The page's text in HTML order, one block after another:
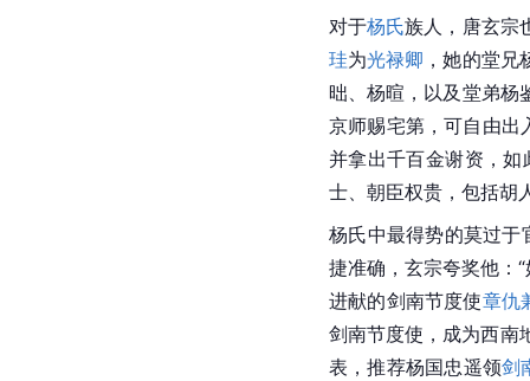
对于杨氏族人， 唐玄宗
珪为光禄卿 ，她的堂
昢、杨暄 ，以及堂弟
京师赐宅第，可自由出
并拿出千百金谢资，
士、朝臣权贵，包括胡
杨氏中最得势的莫过于
捷准确，玄宗夸奖他：“
进献的剑南节度使章仇
剑南节度使，成为西南
表，推荐杨国忠遥领剑